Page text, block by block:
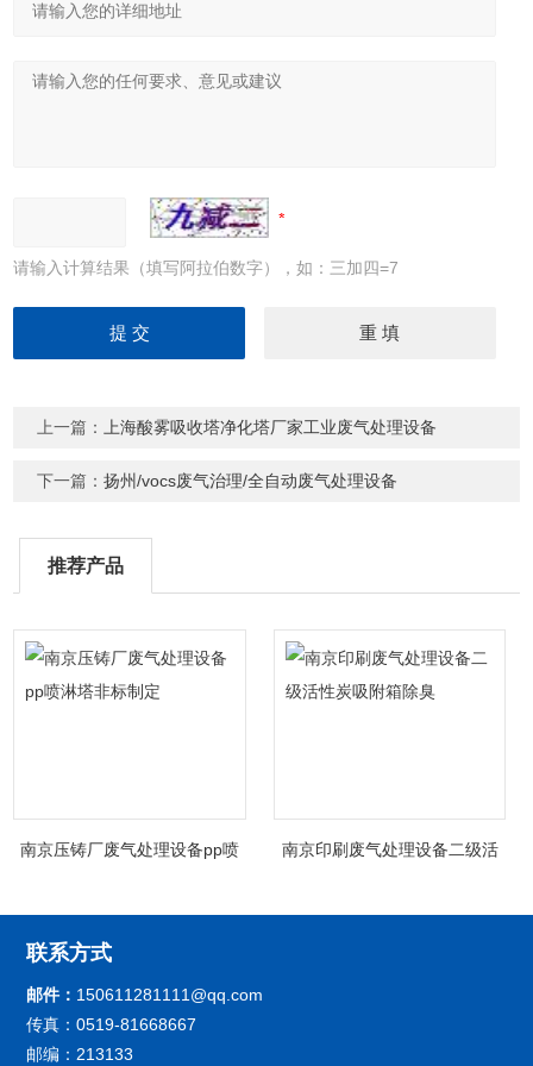
请输入计算结果（填写阿拉伯数字），如：三加四=7
上一篇：上海酸雾吸收塔净化塔厂家工业废气处理设备
下一篇：扬州/vocs废气治理/全自动废气处理设备
推荐产品
南京压铸厂废气处理设备pp喷
南京印刷废气处理设备二级活
联系方式
邮件： 150611281111@qq.com
传真：0519-81668667
邮编：213133